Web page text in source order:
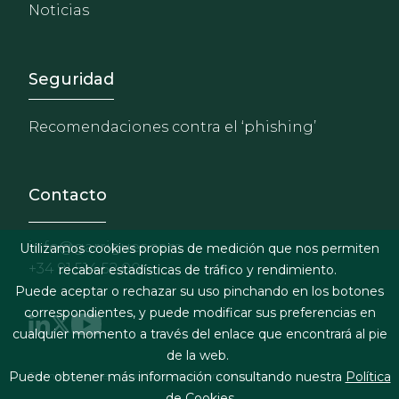
Noticias
Footer - Extranet y
Seguridad
Recomendaciones contra el ‘phishing’
Contacto
info@garrigues.com
+34 91 514 52 00
Footer menu
Términos legales y condiciones de contratación
Utilizamos cookies propias de medición que nos permiten
recabar estadísticas de tráfico y rendimiento.
Puede aceptar o rechazar su uso pinchando en los botones
correspondientes, y puede modificar sus preferencias en
cualquier momento a través del enlace que encontrará al pie
de la web.
Puede obtener más información consultando nuestra Política